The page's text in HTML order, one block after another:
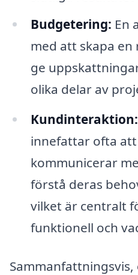
Budgetering: En
med att skapa
ge
olika delar av
Kundinteraktion:
innefattar ofta
kommunicerar
förstå deras
vilket är centralt
funktionell och